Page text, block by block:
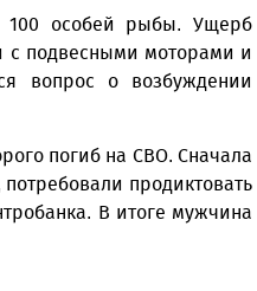
100 особей рыбы. Ущерб
с подвесными моторами и
вопрос о возбуждении
погиб на СВО. Сначала
продиктовать
В итоге мужчина